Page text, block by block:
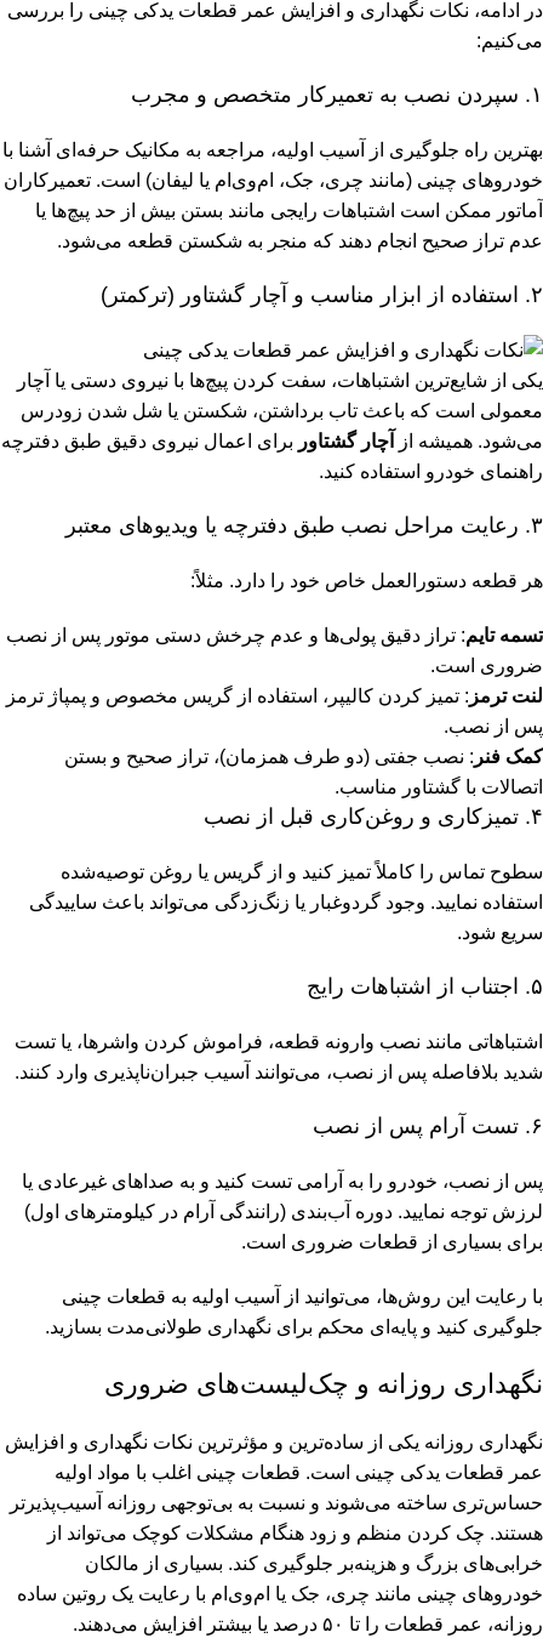
در ادامه، نکات نگهداری و افزایش عمر قطعات یدکی چینی را بررسی
می‌کنیم:
۱. سپردن نصب به تعمیرکار متخصص و مجرب
بهترین راه جلوگیری از آسیب اولیه، مراجعه به مکانیک حرفه‌ای آشنا با
خودروهای چینی (مانند چری، جک، ام‌وی‌ام یا لیفان) است. تعمیرکاران
آماتور ممکن است اشتباهات رایجی مانند بستن بیش از حد پیچ‌ها یا
عدم تراز صحیح انجام دهند که منجر به شکستن قطعه می‌شود.
۲. استفاده از ابزار مناسب و آچار گشتاور (ترکمتر)
یکی از شایع‌ترین اشتباهات، سفت کردن پیچ‌ها با نیروی دستی یا آچار
معمولی است که باعث تاب برداشتن، شکستن یا شل شدن زودرس
می‌شود. همیشه از
آچار گشتاور برای اعمال نیروی دقیق طبق دفترچه
راهنمای خودرو استفاده کنید.
۳. رعایت مراحل نصب طبق دفترچه یا ویدیوهای معتبر
هر قطعه دستورالعمل خاص خود را دارد. مثلاً:
تسمه تایم: تراز دقیق پولی‌ها و عدم چرخش دستی موتور پس از نصب
ضروری است.
لنت ترمز : تمیز کردن کالیپر، استفاده از گریس مخصوص و پمپاژ ترمز
پس از نصب.
کمک فنر : نصب جفتی (دو طرف همزمان)، تراز صحیح و بستن
اتصالات با گشتاور مناسب.
۴. تمیزکاری و روغن‌کاری قبل از نصب
سطوح تماس را کاملاً تمیز کنید و از گریس یا روغن توصیه‌شده
استفاده نمایید. وجود گردوغبار یا زنگ‌زدگی می‌تواند باعث ساییدگی
سریع شود.
۵. اجتناب از اشتباهات رایج
اشتباهاتی مانند نصب وارونه قطعه، فراموش کردن واشرها، یا تست
شدید بلافاصله پس از نصب، می‌توانند آسیب جبران‌ناپذیری وارد کنند.
۶. تست آرام پس از نصب
پس از نصب، خودرو را به آرامی تست کنید و به صداهای غیرعادی یا
لرزش توجه نمایید. دوره آب‌بندی (رانندگی آرام در کیلومترهای اول)
برای بسیاری از قطعات ضروری است.
با رعایت این روش‌ها، می‌توانید از آسیب اولیه به قطعات چینی
جلوگیری کنید و پایه‌ای محکم برای نگهداری طولانی‌مدت بسازید.
نگهداری روزانه و چک‌لیست‌های ضروری
نگهداری روزانه یکی از ساده‌ترین و مؤثرترین نکات نگهداری و افزایش
عمر قطعات یدکی چینی است. قطعات چینی اغلب با مواد اولیه
حساس‌تری ساخته می‌شوند و نسبت به بی‌توجهی روزانه آسیب‌پذیرتر
هستند. چک کردن منظم و زود هنگام مشکلات کوچک می‌تواند از
خرابی‌های بزرگ و هزینه‌بر جلوگیری کند. بسیاری از مالکان
خودروهای چینی مانند چری، جک یا ام‌وی‌ام با رعایت یک روتین ساده
روزانه، عمر قطعات را تا ۵۰ درصد یا بیشتر افزایش می‌دهند.